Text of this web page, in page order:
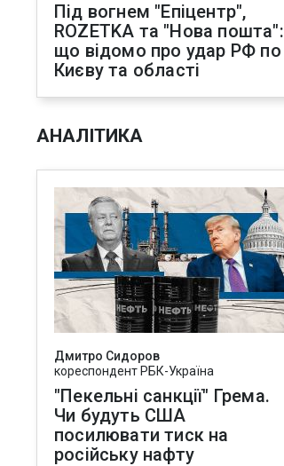
Під вогнем "Епіцентр",
ROZETKA та "Нова пошта":
що відомо про удар РФ по
Києву та області
АНАЛІТИКА
Дмитро Сидоров
кореспондент РБК-Україна
"Пекельні санкції" Грема.
Чи будуть США
посилювати тиск на
російську нафту